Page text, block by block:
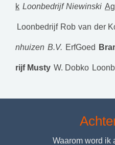
k Loonbedrijf Niewinski
Loonbedrijf Rob van der
nhuizen B.V. ErfGoed
rijf Musty W. Dobko
Waarom word